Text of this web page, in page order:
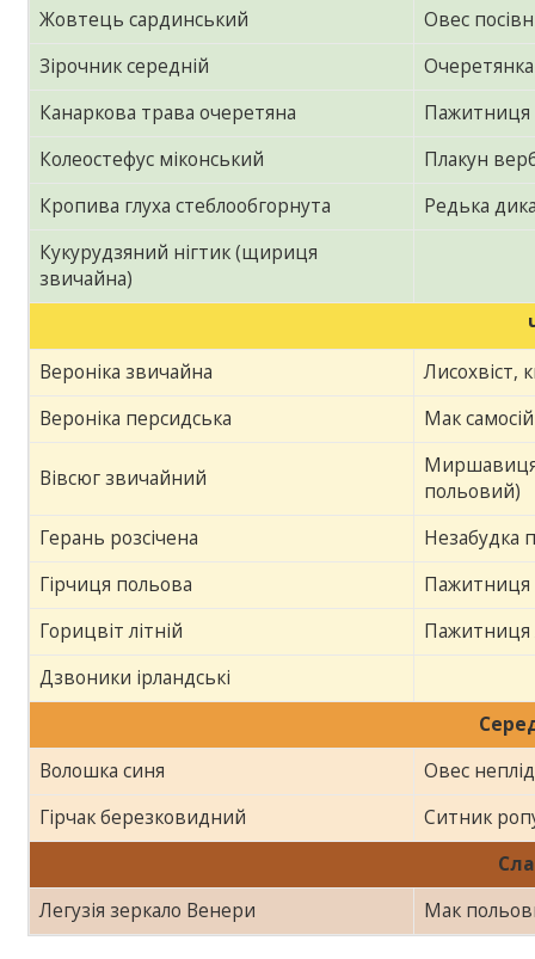
Жовтець сардинський
Овес
Зірочник середній
Канаркова трава очеретяна
Пажитниця
Колеостефус міконський
Плакун
Кропива глуха стеблообгорнута
Редька
Кукурудзяний нігтик (щириця
звичайна)
Вероніка звичайна
Лисохвіст,
Вероніка персидська
Мак
Вівсюг звичайний
польовий)
Герань розсічена
Незабудка
Гірчиця польова
Пажитниця
Горицвіт літній
Пажитниця
Дзвоники ірландські
Волошка синя
Овес
Гірчак березковидний
Ситник
Легузія зеркало Венери
Мак